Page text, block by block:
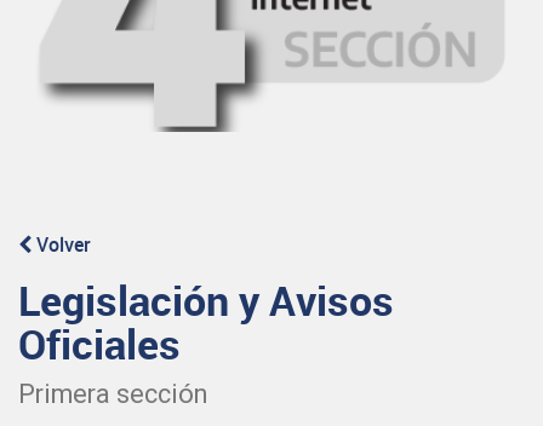
Volver
Legislación y Avisos
Oficiales
Primera sección